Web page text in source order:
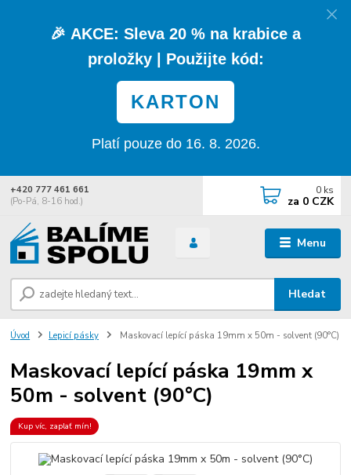
🎉 AKCE: Sleva 20 % na krabice a
proložky| Použijte kód:
KARTON
Platí pouze do 16. 8. 2026.
Menu
Hledat
+420 777 461 661
(Po-Pá, 8-16 hod.)
0 ks
za 0 CZK
Úvod Lepicí pásky Maskovací lepící páska 19mm x 50m - solvent (90°C)
Maskovací lepící páska 19mm x
50m - solvent (90°C)
Kup víc, zaplať mín!